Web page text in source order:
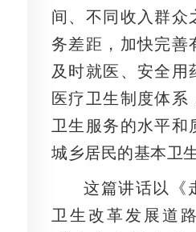
间、不同收入群众
务差距，加快完善
及时就医、安全用
医疗卫生制度体系
卫生服务的水平和
城乡居民的基本卫
这篇讲话以《
卫生改革发展道